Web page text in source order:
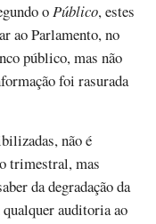
oPúblico, estes
ao Parlamento, no
público, mas não
foi rasurada
não é
trimestral, mas
da degradação da
auditoria ao